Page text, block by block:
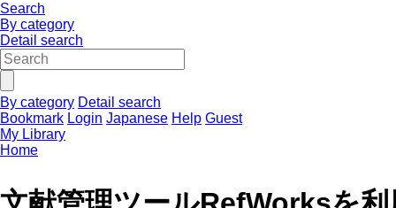
Search
By category
Detail search
By category Detail search
Bookmark Login Japanese Help Guest
My Library
Home